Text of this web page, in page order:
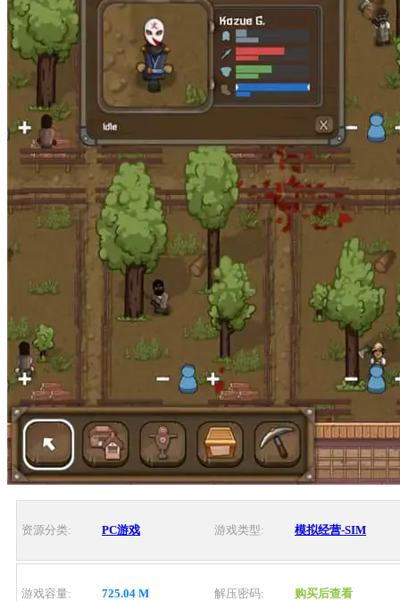
资源分类: PC游戏 游戏类型: 模拟经营-SIM
游戏容量: 725.04 M 解压密码: 购买后查看